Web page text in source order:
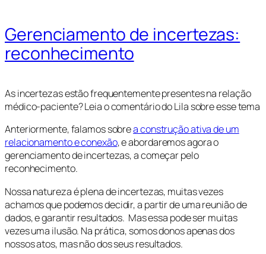
Gerenciamento de incertezas:
reconhecimento
As incertezas estão frequentemente presentes na relação
médico-paciente? Leia o comentário do Lila sobre esse tema
Anteriormente, falamos sobrea construção ativa de um
relacionamento e conexão, e abordaremos agora o
gerenciamento de incertezas, a começar pelo
reconhecimento.
Nossa natureza é plena de incertezas, muitas vezes
achamos que podemos decidir, a partir de uma reunião de
dados, e garantir resultados. Mas essa pode ser muitas
vezes uma ilusão. Na prática, somos donos apenas dos
nossos atos, mas não dos seus resultados.